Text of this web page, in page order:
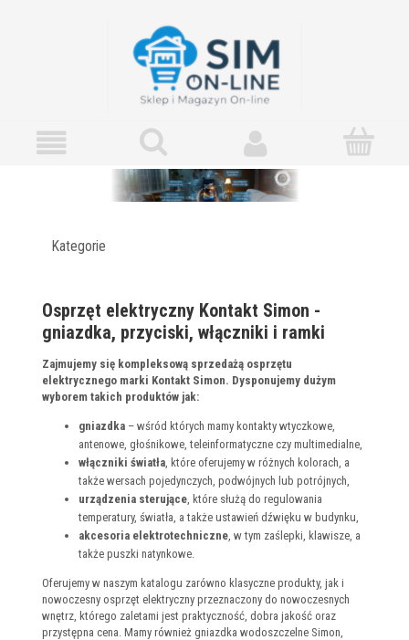
Kategorie
Osprzęt elektryczny Kontakt Simon -
gniazdka, przyciski, włączniki i ramki
Zajmujemy się kompleksową sprzedażą osprzętu
elektrycznego marki Kontakt Simon. Dysponujemy dużym
wyborem takich produktów jak:
gniazdka – wśród których mamy kontakty wtyczkowe,
antenowe, głośnikowe, teleinformatyczne czy multimedialne,
włączniki światła , które oferujemy w różnych kolorach, a
także wersach pojedynczych, podwójnych lub potrójnych,
urządzenia sterujące , które służą do regulowania
temperatury, światła, a także ustawień dźwięku w budynku,
akcesoria elektrotechniczne , w tym zaślepki, klawisze, a
także puszki natynkowe.
Oferujemy w naszym katalogu zarówno klasyczne produkty, jak i
nowoczesny osprzęt elektryczny przeznaczony do nowoczesnych
wnętrz, którego zaletami jest praktyczność, dobra jakość oraz
przystępna cena. Mamy również gniazdka wodoszczelne Simon,